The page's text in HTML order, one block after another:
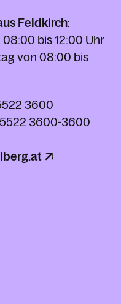
Feldkirch:
bis 12:00 Uhr
von 08:00 bis
3600
3600-3600